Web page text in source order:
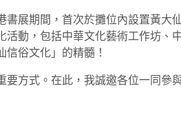
展期間，首次於攤位內設置黃
動，包括中華文化藝術工作坊
俗文化」的精髓！
方式。在此，我誠邀各位一同